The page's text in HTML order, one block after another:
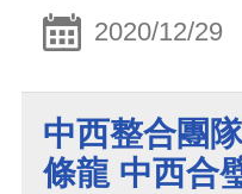
2020/12/29
中西整合團
條龍 中西合